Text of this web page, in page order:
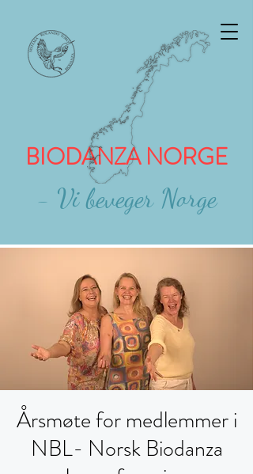
BIODANZA NORGE
- Vi beveger Norge
Årsmøte for medlemmer i
NBL- Norsk Biodanza